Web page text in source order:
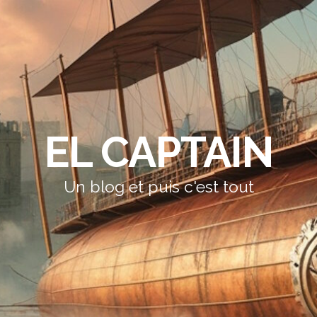
EL CAPTAIN
Un blog et puis c'est tout